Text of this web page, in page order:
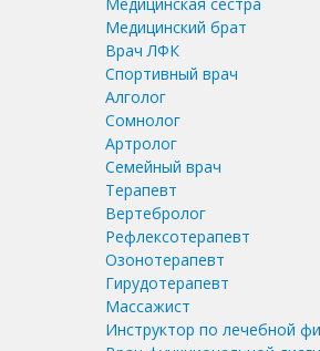
Медицинский брат
Врач ЛФК
Спортивный врач
Алголог
Сомнолог
Артролог
Семейный врач
Терапевт
Вертебролог
Рефлексотерапевт
Озонотерапевт
Гирудотерапевт
Массажист
Инструктор по лечебной